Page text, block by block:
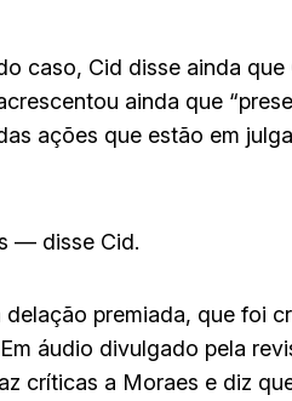
caso, Cid disse ainda que
ainda que
ações que estão em
— disse Cid.
premiada, que foi
áudio divulgado pela
críticas a Moraes e diz